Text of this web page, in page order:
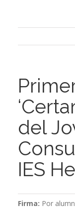
del
IES
Firma: Por